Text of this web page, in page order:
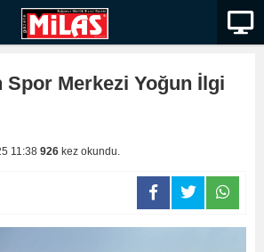
Spor Merkezi Yoğun İlgi
11:38 926 kez okundu.